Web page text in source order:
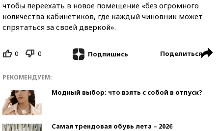
чтобы переехать в новое помещение «без огромного
количества кабинетиков, где каждый чиновник может
спрятаться за своей дверкой».
0 0 Подпишись Поделиться
РЕКОМЕНДУЕМ:
Модный выбор: что взять с собой в отпуск?
Самая трендовая обувь лета – 2026